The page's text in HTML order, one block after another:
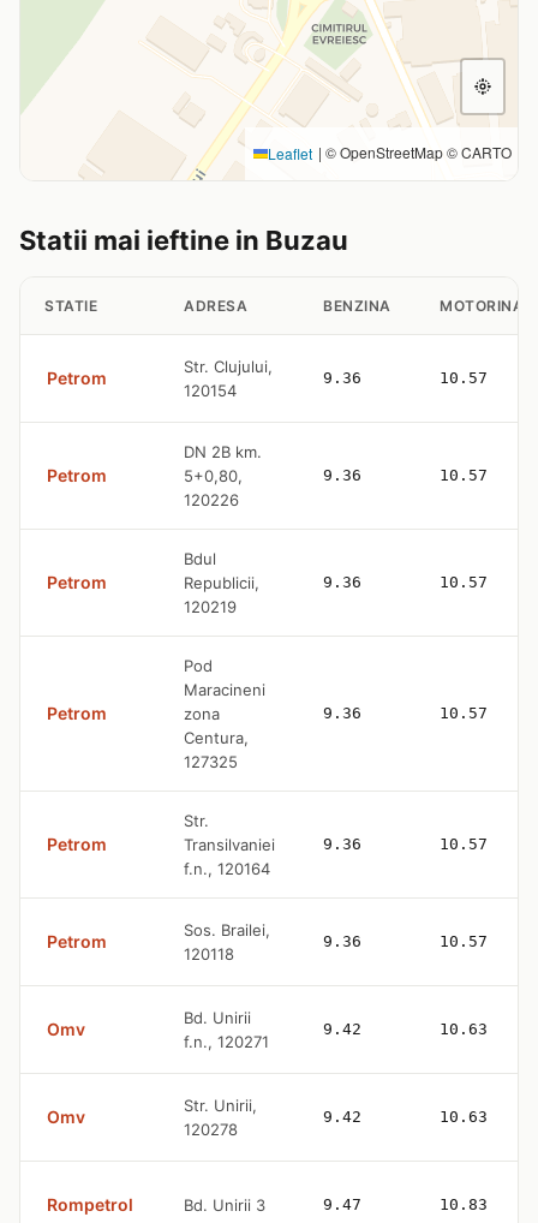
Leaflet | © OpenStreetMap © CARTO
Statii mai ieftine in Buzau
STATIE ADRESA BENZINA MOTORINA
Petrom
Str. Clujului,
120154
9.36 10.57
Petrom
DN 2B km.
5+0,80,
120226
9.36 10.57
Petrom
Bdul
Republicii,
120219
9.36 10.57
Petrom
Pod
Maracineni
zona
Centura,
127325
9.36 10.57
Petrom
Str.
Transilvaniei
f.n., 120164
9.36 10.57
Petrom
Sos. Brailei,
120118
9.36 10.57
Omv
Bd. Unirii
f.n., 120271
9.42 10.63
Omv
Str. Unirii,
120278
9.42 10.63
Rompetrol Bd. Unirii 3 9.47 10.83